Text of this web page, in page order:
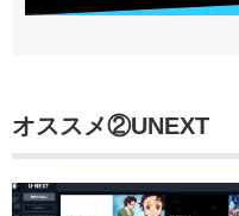
オススメ②UNEXT